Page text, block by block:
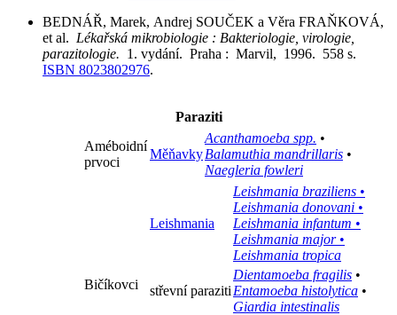
BEDNÁŘ, Marek, Andrej SOUČEK a Věra FRAŇKOVÁ,
et al. Lékařská mikrobiologie : Bakteriologie, virologie,
parazitologie. 1. vydání. Praha : Marvil, 1996. 558 s.
ISBN 8023802976.
Paraziti
Améboidní
prvoci
Měňavky
Acanthamoeba spp. •
Balamuthia mandrillaris •
Naegleria fowleri
Bičíkovci
Leishmania
Leishmania braziliens •
Leishmania donovani •
Leishmania infantum •
Leishmania major•
Leishmania tropica
střevní paraziti
Dientamoeba fragilis •
Entamoeba histolytica •
Giardia intestinalis